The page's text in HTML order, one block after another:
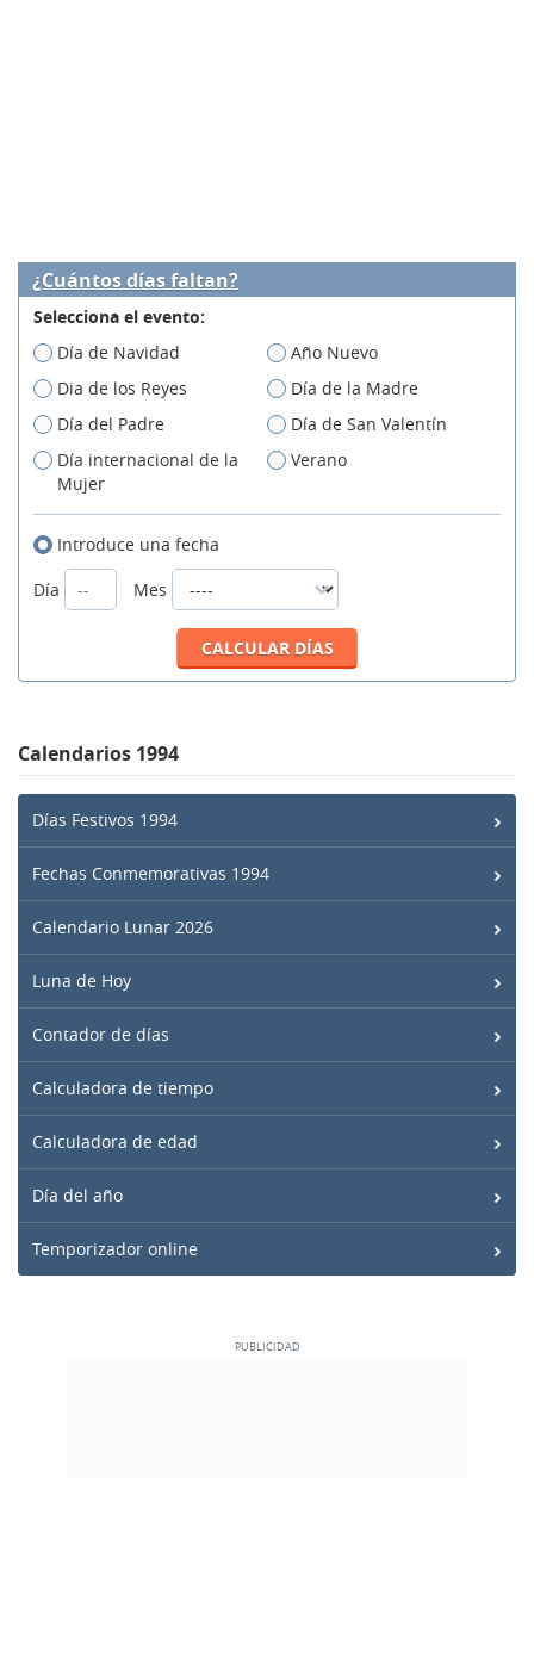
¿Cuántos días faltan?
Selecciona el evento:
Día de Navidad
Año Nuevo
Dia de los Reyes
Día de la Madre
Día del Padre
Día de San Valentín
Día internacional de la
Mujer
Verano
Introduce una fecha
Día
Mes
Calendarios 1994
Días Festivos 1994
Fechas Conmemorativas 1994
Calendario Lunar 2026
Luna de Hoy
Contador de días
Calculadora de tiempo
Calculadora de edad
Día del año
Temporizador online